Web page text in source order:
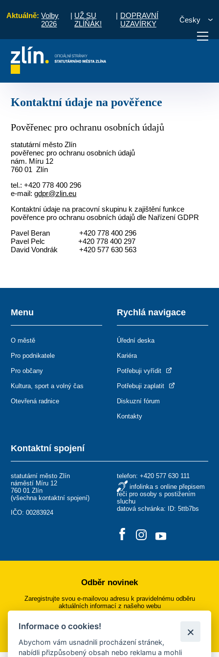
Aktuálně: Volby
2026
| UŽ SU
ZLÍŇÁK!
| DOPRAVNÍ
UZAVÍRKY
Česky
vyřídit Potřebuji zaplatit
Kontaktní údaje na pověřence
Pověřenec pro ochranu osobních údajů
statutární město Zlín
pověřenec pro ochranu osobních údajů
nám. Míru 12
760 01 Zlín
tel.: +420 778 400 296
e-mail:gdpr@zlin.eu
Kontaktní údaje na pracovní skupinu k zajištění funkce
pověřence pro ochranu osobních údajů dle Nařízení GDPR
Pavel Beran +420 778 400 296
Pavel Pelc +420 778 400 297
David Vondrák +420 577 630 563
Kontaktní spojení
statutární město Zlín
náměstí Míru 12
760 01 Zlín
(všechna kontaktní spojení)
IČO: 00283924
telefon: +420 577 630 111
infolinka s online přepisem
řeči pro osoby s postižením
sluchu
datová schránka: ID: 5ttb7bs
Menu
O městě
Pro podnikatele
Pro občany
Kultura, sport a volný čas
Otevřená radnice
Rychlá navigace
Úřední deska
Kariéra
Potřebuji vyřídit
Potřebuji zaplatit
Diskuzní fórum
Kontakty
Odběr novinek
Zaregistrujte svou e-mailovou adresu k pravidelnému odběru
aktuálních informací z našeho webu
Přihlásit se k odběru
Informace o cookies!
Abychom vám usnadnili procházení stránek,
nabídli přizpůsobený obsah nebo reklamu a mohli